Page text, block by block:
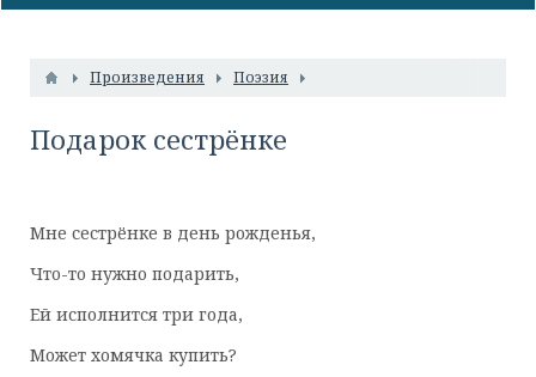
Произведения Поэзия
Подарок сестрёнке
Мне сестрёнке в день рожденья,
Что-то нужно подарить,
Ей исполнится три года,
Может хомячка купить?